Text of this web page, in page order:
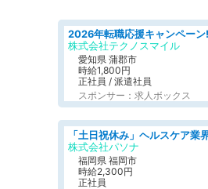
株式会社テクノスマイル
愛知県 蒲郡市
時給1,800円
正社員 / 派遣社員
スポンサー：求人ボックス
株式会社パソナ
福岡県 福岡市
時給2,300円
正社員